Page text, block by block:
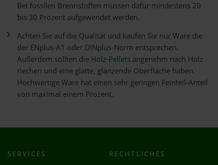
Bei fossilen Brennstoffen müssen dafür mindestens 20
bis 30 Prozent aufgewendet werden.
Achten Sie auf die Qualität und kaufen Sie nur Ware die
der ENplus-A1 oder DINplus-Norm entsprechen.
Außerdem sollten die Holz-Pellets angenehm nach Holz
riechen und eine glatte, glänzende Oberfläche haben.
Hochwertige Ware hat einen sehr geringen Feinteil-Anteil
von maximal einem Prozent.
SERVICES RECHTLICHES